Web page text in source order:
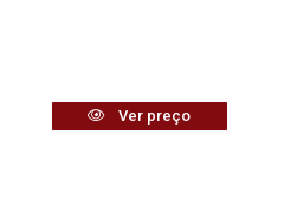
Ver preço